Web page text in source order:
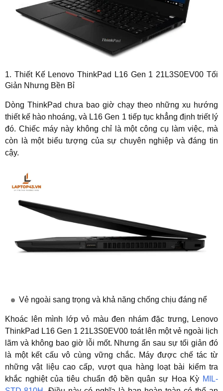
1. Thiết Kế Lenovo ThinkPad L16 Gen 1 21L3S0EV00Tối
Giản Nhưng Bền Bỉ
Dòng ThinkPad chưa bao giờ chạy theo những xu hướng
thiết kế hào nhoáng, và L16 Gen 1 tiếp tục khẳng định triết lý
đó. Chiếc máy này không chỉ là một công cụ làm việc, mà
còn là một biểu tượng của sự chuyên nghiệp và đáng tin
cậy.
Vẻ ngoài sang trọng và khả năng chống chịu đáng nể
Khoác lên mình lớp vỏ màu đen nhám đặc trưng, Lenovo
ThinkPad L16 Gen 1 21L3S0EV00 toát lên một vẻ ngoài lịch
lãm và không bao giờ lỗi mốt. Nhưng ẩn sau sự tối giản đó
là một kết cấu vô cùng vững chắc. Máy được chế tác từ
những vật liệu cao cấp, vượt qua hàng loạt bài kiểm tra
khắc nghiệt của tiêu chuẩn độ bền quân sự Hoa Kỳ MIL-